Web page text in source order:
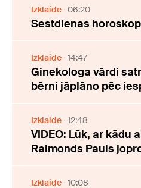
Izklaide 06:20
Sestdienas
Izklaide 14:47
Ginekologa vārdi
bērni jāplāno pēc
Izklaide 12:48
VIDEO: Lūk, ar kādu
Raimonds Pauls
Izklaide 10:08